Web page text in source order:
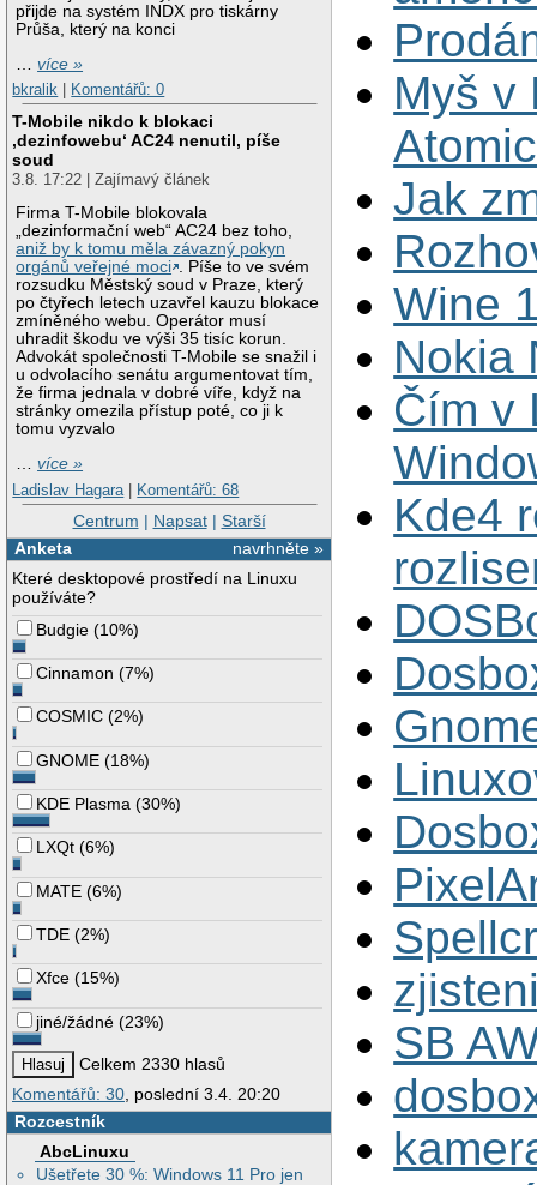
přijde na systém INDX pro tiskárny
Průša, který na konci
…více »
bkralik
Komentářů: 0
T-Mobile nikdo k blokaci
‚dezinfowebu‘ AC24 nenutil, píše
soud
3.8. 17:22 | Zajímavý článek
Firma T-Mobile blokovala
„dezinformační web“ AC24 bez toho,
aniž by k tomu měla závazný pokyn
orgánů veřejné moci . Píše to ve svém
rozsudku Městský soud v Praze, který
po čtyřech letech uzavřel kauzu blokace
zmíněného webu. Operátor musí
uhradit škodu ve výši 35 tisíc korun.
Advokát společnosti T-Mobile se snažil i
u odvolacího senátu argumentovat tím,
že firma jednala v dobré víře, když na
stránky omezila přístup poté, co ji k
tomu vyzvalo
…více »
Ladislav Hagara | Komentářů: 68
Centrum | Napsat| Starší
navrhněte »
Anketa
Které desktopové prostředí na Linuxu
používáte?
Budgie (10%)
Cinnamon (7%)
COSMIC (2%)
GNOME (18%)
KDE Plasma (30%)
LXQt (6%)
MATE (6%)
TDE (2%)
Xfce (15%)
jiné/žádné (23%)
Celkem 2330 hlasů
Komentářů: 30, poslední 3.4. 20:20
Rozcestník
AbcLinuxu
Ušetřete 30 %: Windows 11 Pro jen
Myš v
Jak
Wine
Nokia
Čím v
Kde4
SB